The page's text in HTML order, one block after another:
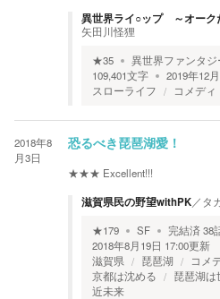
異世界ライ○ップ ～オーク
矢田川怪狸
★35 異世界ファンタジ
109,401文字 2019年12
スローライフ
コメディ
2018年8
月3日
恐るべき琵琶湖愛！
★★★ Excellent!!!
滋賀県民の野望withPK／タ
★179 SF 完結済38
2018年8月19日 17:00更新
滋賀県
琵琶湖 コメ
京都は沈める
琵琶湖は
近未来